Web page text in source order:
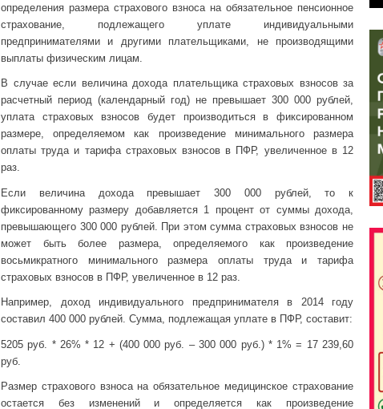
определения размера страхового взноса на обязательное пенсионное
страхование, подлежащего уплате индивидуальными
предпринимателями и другими плательщиками, не производящими
выплаты физическим лицам.
В случае если величина дохода плательщика страховых взносов за
расчетный период (календарный год) не превышает 300 000 рублей,
уплата страховых взносов будет производиться в фиксированном
размере, определяемом как произведение минимального размера
оплаты труда и тарифа страховых взносов в ПФР, увеличенное в 12
раз.
Если величина дохода превышает 300 000 рублей, то к
фиксированному размеру добавляется 1 процент от суммы дохода,
превышающего 300 000 рублей. При этом сумма страховых взносов не
может быть более размера, определяемого как произведение
восьмикратного минимального размера оплаты труда и тарифа
страховых взносов в ПФР, увеличенное в 12 раз.
Например, доход индивидуального предпринимателя в 2014 году
составил 400 000 рублей. Сумма, подлежащая уплате в ПФР, составит:
5205 руб. * 26% * 12 + (400 000 руб. – 300 000 руб.) * 1% = 17 239,60
руб.
Размер страхового взноса на обязательное медицинское страхование
остается без изменений и определяется как произведение